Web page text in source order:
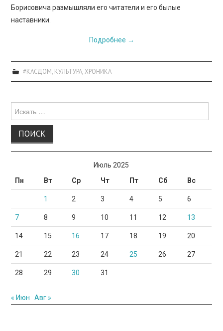
Борисовича размышляли его читатели и его былые
наставники.
Подробнее →
#КАСДОМ, КУЛЬТУРА,ХРОНИКА
для:
Июль 2025
Пн
Вт Ср Чт Пт Сб Вс
1 2 3 4 5 6
7 8 9 10 11 12 13
14 15 16 17 18 19 20
21 22 23 24 25 26 27
28 29 30 31
« Июн Авг »